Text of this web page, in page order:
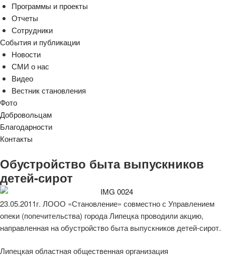
Программы и проекты
Отчеты
Сотрудники
События и публикации
Новости
СМИ о нас
Видео
Вестник становления
Фото
Добровольцам
Благодарности
Контакты
Обустройство быта выпускников
детей-сирот
23.05.2011г. ЛООО «Становление» совместно с Управлением
опеки (попечительства) города Липецка проводили акцию,
направленная на обустройство быта выпускников детей-сирот.
Липецкая областная общественная организация